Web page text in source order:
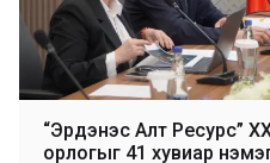
“Эрдэнэс Алт Ресурс”
орлогыг 41 хувиар